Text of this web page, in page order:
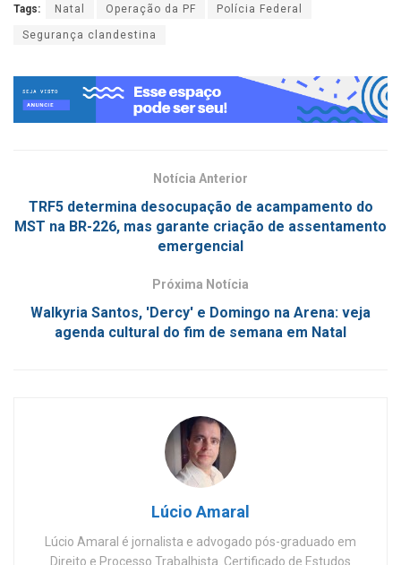
Tags: Natal Operação da PF Polícia Federal
Segurança clandestina
Notícia Anterior
TRF5 determina desocupação de acampamento do
MST na BR-226, mas garante criação de assentamento
emergencial
Próxima Notícia
Walkyria Santos, 'Dercy' e Domingo na Arena: veja
agenda cultural do fim de semana em Natal
Lúcio Amaral
Lúcio Amaral é jornalista e advogado pós-graduado em
Direito e Processo Trabalhista. Certificado de Estudos